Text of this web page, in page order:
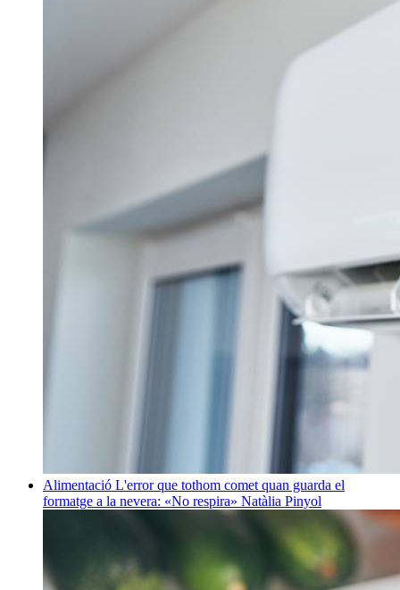
Alimentació L'error que tothom comet quan guarda el
formatge a la nevera: «No respira» Natàlia Pinyol